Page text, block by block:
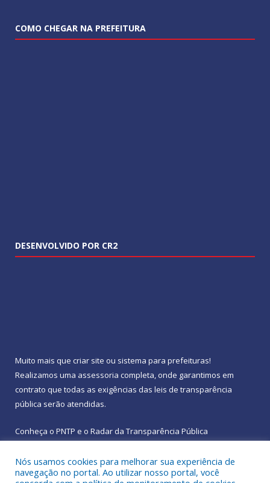
COMO CHEGAR NA PREFEITURA
DESENVOLVIDO POR CR2
Muito mais que criar site ou sistema para prefeituras!
Realizamos uma assessoria completa, onde garantimos em
contrato que todas as exigências das leis de transparência
pública serão atendidas.
Conheça o PNTP e o Radar da Transparência Pública
Nós usamos cookies para melhorar sua experiência de
navegação no portal. Ao utilizar nosso portal, você